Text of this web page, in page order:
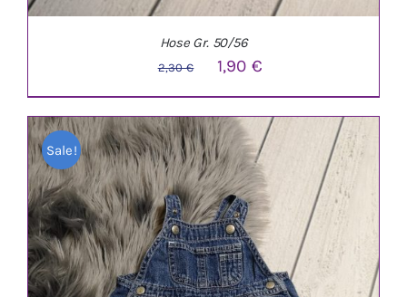
IN DEN WARENKORB / DETAILS
Hose Gr. 50/56
2,30€
Ursprünglicher
Preis
war:
2,30 €
1,90€
Preis
ist:
1,90 €.
Sale!